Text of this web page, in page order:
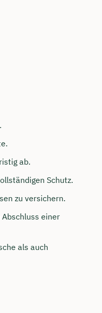
ab.
Schutz.
zu versichern.
einer
als auch